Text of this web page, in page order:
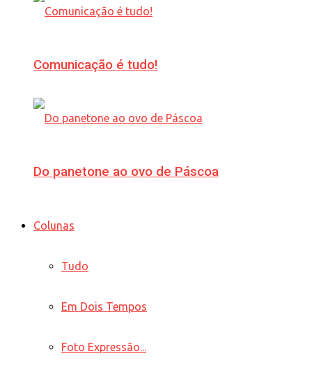
Comunicação é tudo!
Do panetone ao ovo de Páscoa
Colunas
Tudo
Em Dois Tempos
Foto Expressão...